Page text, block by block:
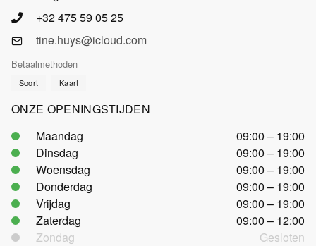
+32 475 59 05 25
tine.huys@icloud.com
Betaalmethoden
Soort Kaart
ONZE OPENINGSTIJDEN
Maandag
09:00 – 19:00
Dinsdag
09:00 – 19:00
Woensdag
09:00 – 19:00
Donderdag
09:00 – 19:00
Vrijdag
09:00 – 19:00
Zaterdag
09:00 – 12:00
Zondag
Gesloten